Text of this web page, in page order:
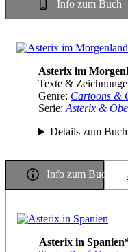
Info zum Buch
Asterix im
Texte &
Genre: Cartoons &
Serie: Asterix &
Details zum Buch
Info zum Buch
Asterix in